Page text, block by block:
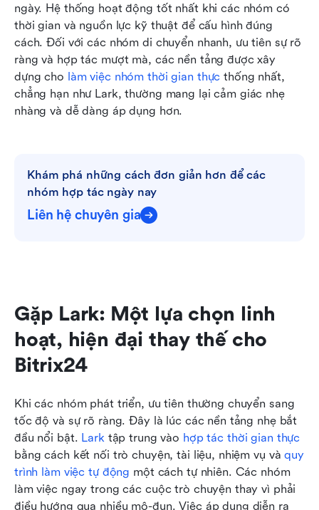
ngày. Hệ thống hoạt động tốt nhất khi các nhóm có
thời gian và nguồn lực kỹ thuật để cấu hình đúng
cách. Đối với các nhóm di chuyển nhanh, ưu tiên sự rõ
ràng và hợp tác mượt mà, các nền tảng được xây
dựng cho làm việc nhóm thời gian thực thống nhất,
chẳng hạn như Lark, thường mang lại cảm giác nhẹ
nhàng và dễ dàng áp dụng hơn.
Khám phá những cách đơn giản hơn để các
nhóm hợp tác ngày nay
Liên hệ chuyên gia
Gặp Lark: Một lựa chọn linh
hoạt, hiện đại thay thế cho
Bitrix24
Khi các nhóm phát triển, ưu tiên thường chuyển sang
tốc độ và sự rõ ràng. Đây là lúc các nền tảng nhẹ bắt
đầu nổi bật. Lark tập trung vào hợp tác thời gian thực
bằng cách kết nối trò chuyện, tài liệu, nhiệm vụ và quy
trình làm việc tự động một cách tự nhiên. Các nhóm
làm việc ngay trong các cuộc trò chuyện thay vì phải
điều hướng qua nhiều mô-đun. Việc áp dụng diễn ra